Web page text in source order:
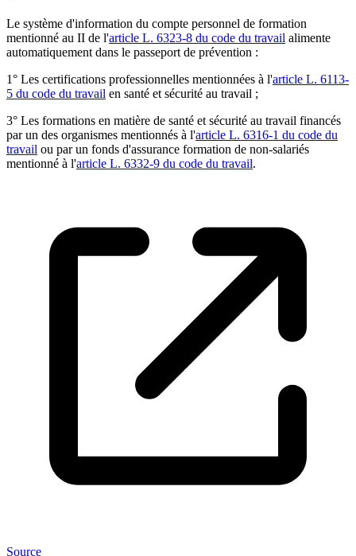
Le système d'information du compte personnel de formation
mentionné au II de l'article L. 6323-8 du code du travail alimente
automatiquement dans le passeport de prévention :
1° Les certifications professionnelles mentionnées à l'article L. 6113-
5 du code du travail en santé et sécurité au travail ;
3° Les formations en matière de santé et sécurité au travail financés
par un des organismes mentionnés à l'article L. 6316-1 du code du
travail ou par un fonds d'assurance formation de non-salariés
mentionné à l'article L. 6332-9 du code du travail.
Source